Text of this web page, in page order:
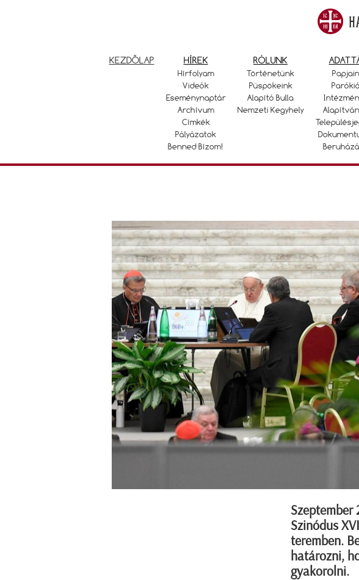
KEZDŐLAP HÍREK
Hírfolyam
Videók
Eseménynaptár
Archívum
Címkék
Pályázatok
Benned Bízom!
RÓLUNK
Történetünk
Püspökeink
Alapító Bulla
Nemzeti Kegyhely
Szinódus
teremben.
határozni,
gyakorolni.